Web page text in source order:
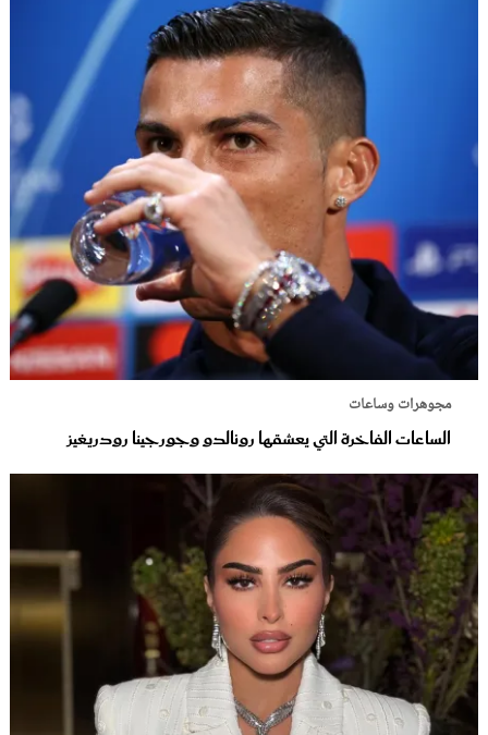
مجوهرات وساعات
الساعات الفاخرة التي يعشقها رونالدو وجورجينا رودريغيز